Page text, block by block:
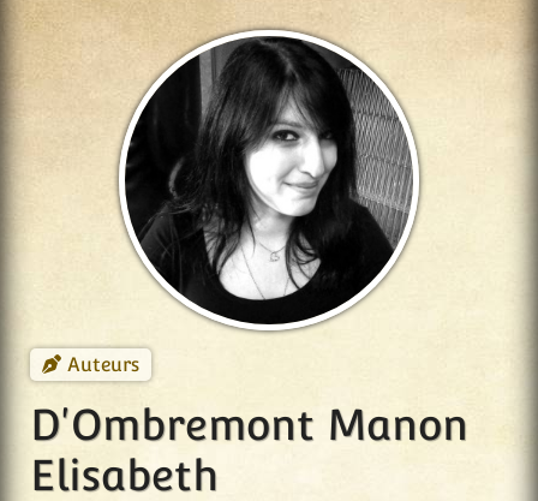
Auteurs
D'Ombremont Manon
Elisabeth